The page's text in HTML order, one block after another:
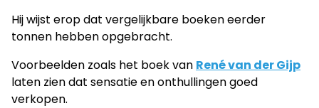
Hij wijst erop dat vergelijkbare boeken eerder
tonnen hebben opgebracht.
Voorbeelden zoals het boek van René van der Gijp
laten zien dat sensatie en onthullingen goed
verkopen.